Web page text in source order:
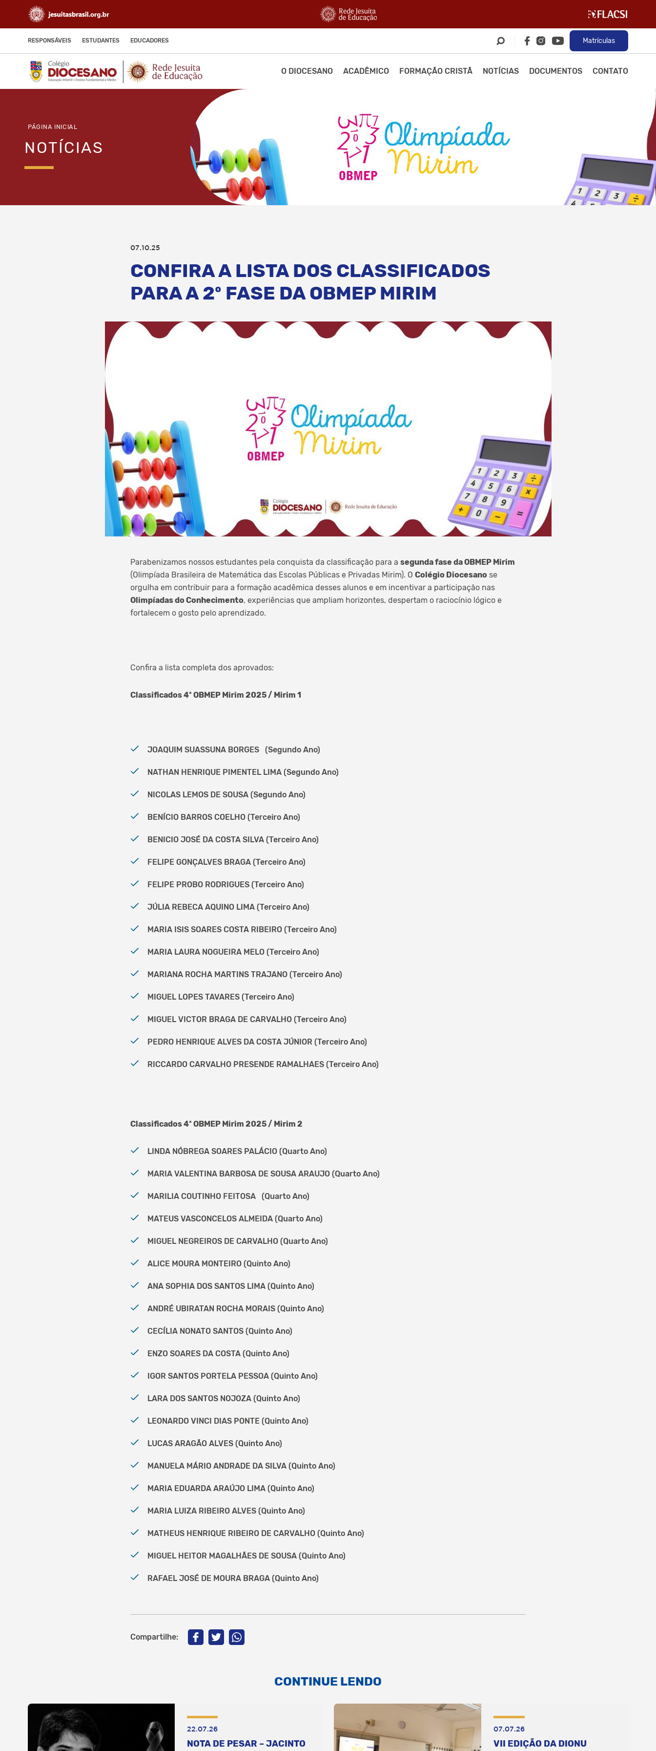
RESPONSÁVEIS ESTUDANTES EDUCADORES Matrículas
O DIOCESANO ACADÊMICO FORMAÇÃO CRISTÃ NOTÍCIAS DOCUMENTOS CONTATO
PÁGINA INICIAL
NOTÍCIAS
07.10.25
CONFIRA A LISTA DOS CLASSIFICADOS
PARA A 2º FASE DA OBMEP MIRIM
Parabenizamos nossos estudantes pela conquista da classificação para a segunda fase da OBMEP Mirim
(Olimpíada Brasileira de Matemática das Escolas Públicas e Privadas Mirim). O Colégio Diocesano se
orgulha em contribuir para a formação acadêmica desses alunos e em incentivar a participação nas
Olimpíadas do Conhecimento, experiências que ampliam horizontes, despertam o raciocínio lógico e
fortalecem o gosto pelo aprendizado.
Confira a lista completa dos aprovados:
Classificados 4ª OBMEP Mirim 2025 / Mirim 1
JOAQUIM SUASSUNA BORGES (Segundo Ano)
NATHAN HENRIQUE PIMENTEL LIMA (Segundo Ano)
NICOLAS LEMOS DE SOUSA (Segundo Ano)
BENÍCIO BARROS COELHO (Terceiro Ano)
BENICIO JOSÉ DA COSTA SILVA (Terceiro Ano)
FELIPE GONÇALVES BRAGA (Terceiro Ano)
FELIPE PROBO RODRIGUES (Terceiro Ano)
JÚLIA REBECA AQUINO LIMA (Terceiro Ano)
MARIA ISIS SOARES COSTA RIBEIRO (Terceiro Ano)
MARIA LAURA NOGUEIRA MELO (Terceiro Ano)
MARIANA ROCHA MARTINS TRAJANO (Terceiro Ano)
MIGUEL LOPES TAVARES (Terceiro Ano)
MIGUEL VICTOR BRAGA DE CARVALHO (Terceiro Ano)
PEDRO HENRIQUE ALVES DA COSTA JÚNIOR (Terceiro Ano)
RICCARDO CARVALHO PRESENDE RAMALHAES (Terceiro Ano)
Classificados 4ª OBMEP Mirim 2025 / Mirim 2
LINDA NÓBREGA SOARES PALÁCIO (Quarto Ano)
MARIA VALENTINA BARBOSA DE SOUSA ARAUJO (Quarto Ano)
MARILIA COUTINHO FEITOSA (Quarto Ano)
MATEUS VASCONCELOS ALMEIDA (Quarto Ano)
MIGUEL NEGREIROS DE CARVALHO (Quarto Ano)
ALICE MOURA MONTEIRO (Quinto Ano)
ANA SOPHIA DOS SANTOS LIMA (Quinto Ano)
ANDRÉ UBIRATAN ROCHA MORAIS (Quinto Ano)
CECÍLIA NONATO SANTOS (Quinto Ano)
ENZO SOARES DA COSTA (Quinto Ano)
IGOR SANTOS PORTELA PESSOA (Quinto Ano)
LARA DOS SANTOS NOJOZA (Quinto Ano)
LEONARDO VINCI DIAS PONTE (Quinto Ano)
LUCAS ARAGÃO ALVES (Quinto Ano)
MANUELA MÁRIO ANDRADE DA SILVA (Quinto Ano)
MARIA EDUARDA ARAÚJO LIMA (Quinto Ano)
MARIA LUIZA RIBEIRO ALVES (Quinto Ano)
MATHEUS HENRIQUE RIBEIRO DE CARVALHO (Quinto Ano)
MIGUEL HEITOR MAGALHÃES DE SOUSA (Quinto Ano)
RAFAEL JOSÉ DE MOURA BRAGA (Quinto Ano)
Compartilhe:
CONTINUE LENDO
22.07.26
NOTA DE PESAR – JACINTO
07.07.26
VII EDIÇÃO DA DIONU